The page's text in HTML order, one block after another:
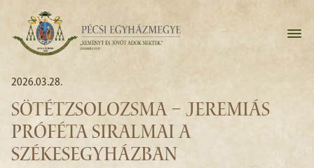
2026.03.28.
SÖTÉTZSOLOZSMA – JEREMIÁS
PRÓFÉTA SIRALMAI A
SZÉKESEGYHÁZBAN